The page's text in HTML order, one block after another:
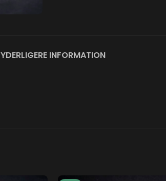
YDERLIGERE INFORMATION